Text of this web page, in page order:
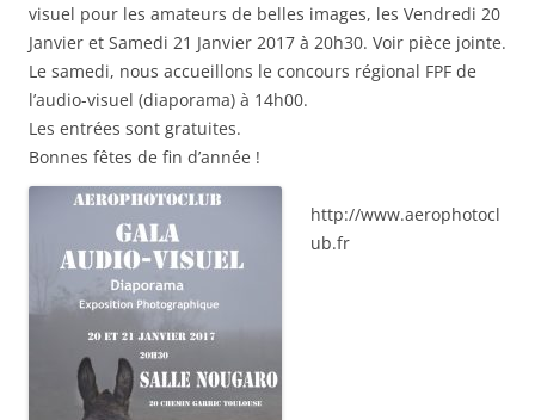
visuel pour les amateurs de belles images, les Vendredi 20
Janvier et Samedi 21 Janvier 2017 à 20h30. Voir pièce jointe.
Le samedi, nous accueillons le concours régional FPF de
l’audio-visuel (diaporama) à 14h00.
Les entrées sont gratuites.
Bonnes fêtes de fin d’année !
http://www.aerophotocl
ub.fr